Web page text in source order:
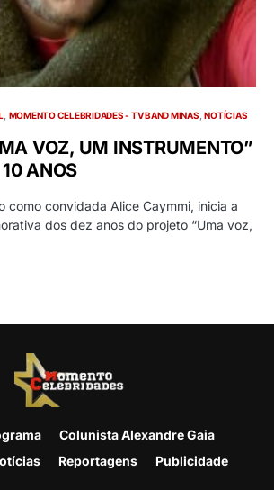
MOMENTO CELEBRIDADES - TV BAND MINAS NOTÍCIAS
VOZ, UM INSTRUMENTO”
ANOS
como convidada Alice Caymmi, inicia a
dos dez anos do projeto “Uma voz,
Colunista Alexandre Gaia
Reportagens Publicidade